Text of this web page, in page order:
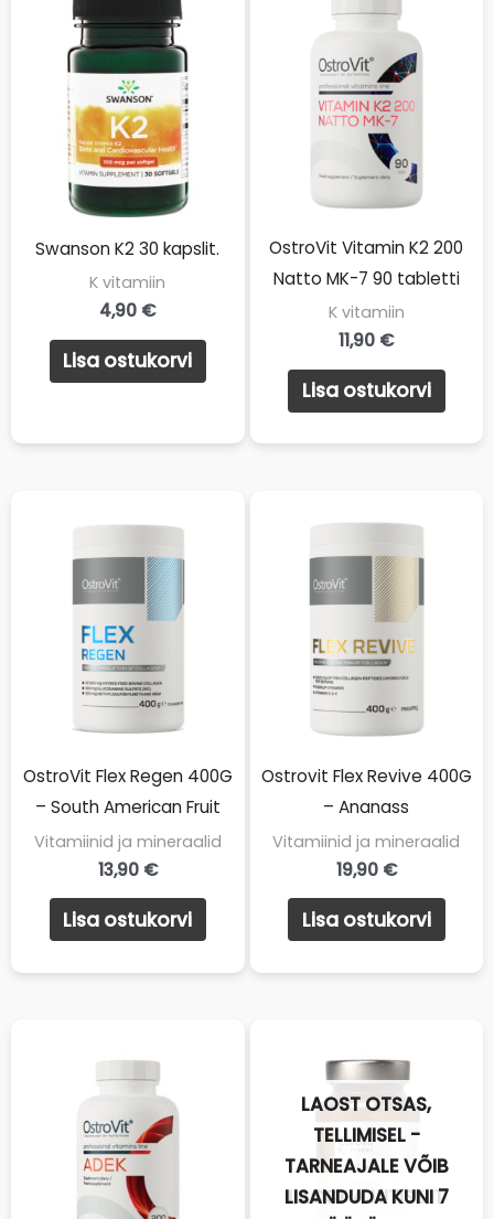
Swanson K2 30 kapslit.
K vitamiin
4,90 €
Lisa ostukorvi
OstroVit Vitamin K2 200
Natto MK-7 90 tabletti
K vitamiin
11,90 €
Lisa ostukorvi
OstroVit Flex Regen 400G
– South American Fruit
Vitamiinid ja mineraalid
13,90 €
Lisa ostukorvi
Ostrovit Flex Revive 400G
– Ananass
Vitamiinid ja mineraalid
19,90 €
Lisa ostukorvi
LAOST AJUTISELT
LAOST OTSAS,
TELLIMISEL -
TARNEAJALE VÕIB
LISANDUDA KUNI 7